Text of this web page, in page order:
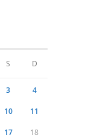
S D
3 4
10 11
17 18